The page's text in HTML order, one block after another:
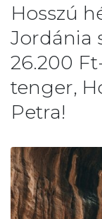
Hosszú
Jordánia
26.200
tenger,
Petra!